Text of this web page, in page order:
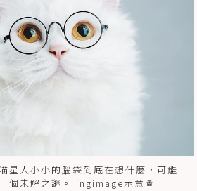
星人小小的腦袋到底在想什麼，可能
個未解之謎。 ingimage示意圖